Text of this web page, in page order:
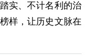
实、不计名利的治
样，让历史文脉在